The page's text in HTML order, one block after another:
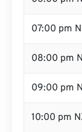
07:00 pm
08:00 pm
09:00 pm
10:00 pm